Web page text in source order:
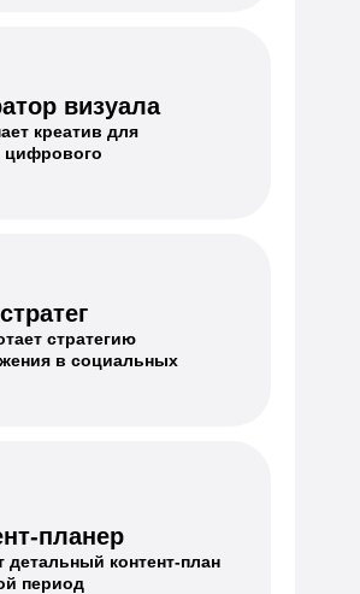
визуала
креатив для
цифрового
планер
детальный контент-план
период
стратегию
в социальных